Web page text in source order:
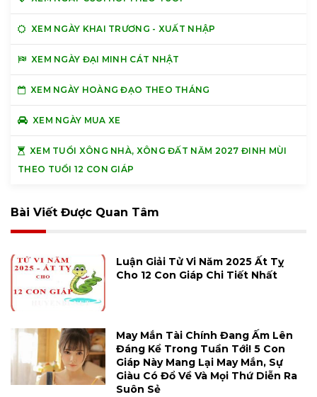
XEM NGÀY KHAI TRƯƠNG - XUẤT NHẬP
XEM NGÀY ĐẠI MINH CÁT NHẬT
XEM NGÀY HOÀNG ĐẠO THEO THÁNG
XEM NGÀY MUA XE
XEM TUỔI XÔNG NHÀ, XÔNG ĐẤT NĂM 2027 ĐINH MÙI
THEO TUỔI 12 CON GIÁP
Bài Viết Được Quan Tâm
Luận Giải Tử Vi Năm 2025 Ất Tỵ
Cho 12 Con Giáp Chi Tiết Nhất
May Mắn Tài Chính Đang Ấm Lên
Đáng Kể Trong Tuần Tới! 5 Con
Giáp Này Mang Lại May Mắn, Sự
Giàu Có Đổ Về Và Mọi Thứ Diễn Ra
Suôn Sẻ